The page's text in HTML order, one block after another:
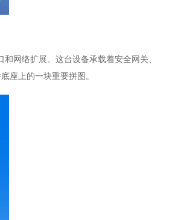
网络扩展。这台设备承载着安全网关、
座上的一块重要拼图。